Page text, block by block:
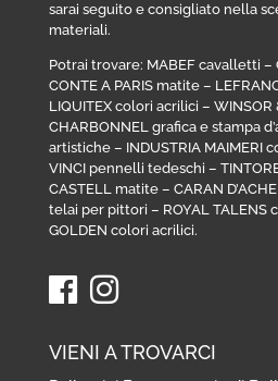
sarai seguito e consigliato nella
materiali.
Potrai trovare: MABEF cavalletti –
CONTE A PARIS matite–
LIQUITEX colori acrilici – WINSOR
CHARBONNEL grafica e stampa
artistiche– INDUSTRIA MAIMERI
VINCI pennelli tedeschi –
CASTELL matite– CARAN
telai per pittori – ROYAL
GOLDEN colori acrilici.
VIENI A TROVARCI